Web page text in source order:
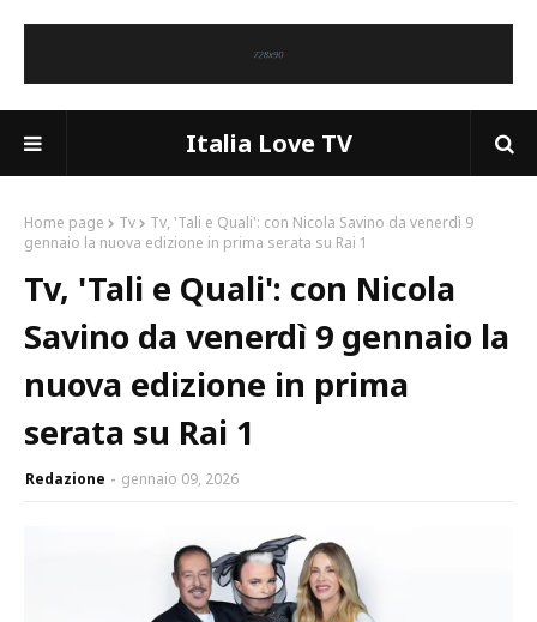
Italia Love TV
Home page Tv
Tv, 'Tali e Quali': con Nicola Savino da venerdì 9
gennaio la nuova edizione in prima serata su Rai 1
Tv, 'Tali e Quali': con Nicola
Savino da venerdì 9 gennaio la
nuova edizione in prima
serata su Rai 1
Redazione gennaio 09, 2026